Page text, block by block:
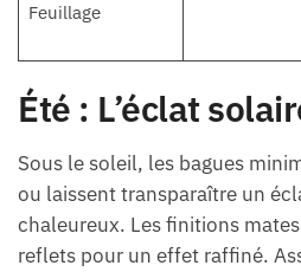
Feuillage
Été : L’éclat
Sous le soleil, les bagues
ou laissent transparaître un
chaleureux. Les finitions
reflets pour un effet raffiné.